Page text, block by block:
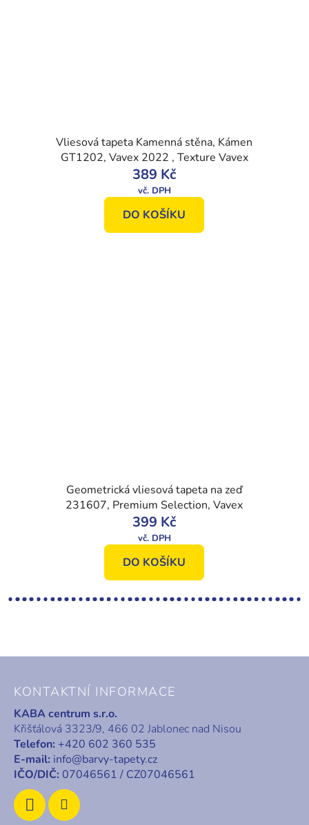
Vliesová tapeta Kamenná stěna, Kámen
GT1202, Vavex 2022 , Texture Vavex
389 Kč
DO KOŠÍKU
Geometrická vliesová tapeta na zeď
231607, Premium Selection, Vavex
399 Kč
DO KOŠÍKU
KONTAKTNÍ INFORMACE
KABA centrum s.r.o.
Křišťálová 3323/9, 466 02 Jablonec nad Nisou
Telefon: +420 602 360 535
E-mail: info@barvy-tapety.cz
IČO/DIČ: 07046561 / CZ07046561